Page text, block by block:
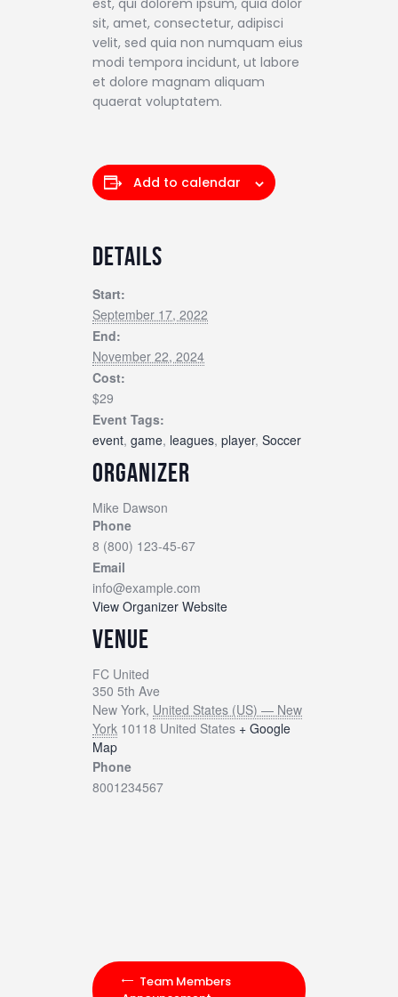
est, qui dolorem ipsum, quia dolor
sit, amet, consectetur, adipisci
velit, sed quia non numquam eius
modi tempora incidunt, ut labore
et dolore magnam aliquam
quaerat voluptatem.
Add to calendar
DETAILS
Start:
September 17, 2022
End:
November 22, 2024
Cost:
$29
Event Tags:
event, game, leagues, player, Soccer
ORGANIZER
Mike Dawson
Phone
8 (800) 123-45-67
Email
info@example.com
View Organizer Website
VENUE
FC United
350 5th Ave
New York, United States (US) — New
York 10118 United States + Google
Map
Phone
8001234567
Team Members